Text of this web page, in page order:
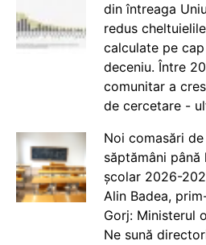
din întreaga
redus
calculate pe
deceniu. Între
comunitar a
de cercetare -
Noi comasări
săptămâni până
școlar 2026-
Alin Badea,
Gorj: Ministerul
Ne sună